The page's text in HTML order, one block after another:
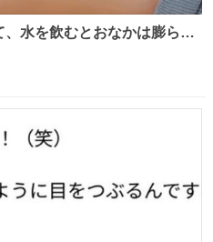
水を飲むとおなかは膨ら